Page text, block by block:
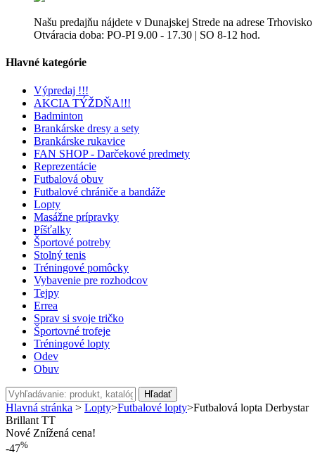
Našu predajňu nájdete v Dunajskej Strede na adrese Trhovisko
Otváracia doba: PO-PI 9.00 - 17.30 | SO 8-12 hod.
Hlavné kategórie
Výpredaj !!!
AKCIA TÝŽDŇA!!!
Badminton
Brankárske dresy a sety
Brankárske rukavice
FAN SHOP - Darčekové predmety
Reprezentácie
Futbalová obuv
Futbalové chrániče a bandáže
Lopty
Masážne prípravky
Píšťalky
Športové potreby
Stolný tenis
Tréningové pomôcky
Vybavenie pre rozhodcov
Tejpy
Errea
Sprav si svoje tričko
Športovné trofeje
Tréningové lopty
Odev
Obuv
Hľadať
Hlavná stránka > Lopty>Futbalové lopty>Futbalová lopta Derbystar
Brillant TT
Nové Znížená cena!
-47%